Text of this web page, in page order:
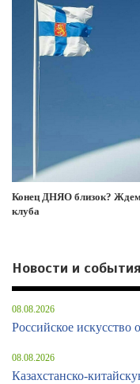
Конец ДНЯО близок? Ждем
клуба
Новости и события
08.08.2026
Российское искусство
08.08.2026
Казахстанско-